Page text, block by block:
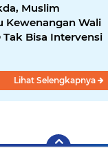
Muslim
Kewenangan Wali
Tak Bisa Intervensi
Lihat Selengkapnya